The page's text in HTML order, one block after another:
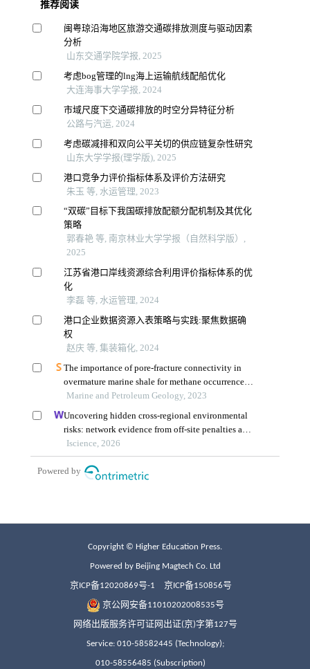
Copyright © Higher Education Press.
Powered by Beijing Magtech Co. Ltd
京ICP备12020869号-1 京ICP备150856号
京公网安备11010202008535号
网络出版服务许可证网出证(京)字第127号
Service: 010-58582445 (Technology);
010-58556485 (Subscription)